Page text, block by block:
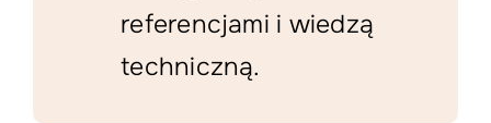
referencjami i wiedzą
techniczną.